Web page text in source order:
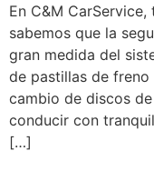
En C&M
sabemos que la
gran medida del
de pastillas de
cambio de discos
conducir con
[…]